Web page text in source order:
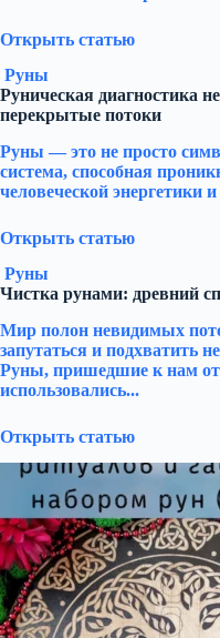
Открыть статью
Руны
Руническая диагностика
перекрытые потоки
Руны — это не просто
система, способная
человеческой энергетики
Открыть статью
Руны
Чистка рунами: древний
Мир полон невидимых
запутаться и подхватить
Руны, пришедшие к нам от
использовались...
Открыть статью